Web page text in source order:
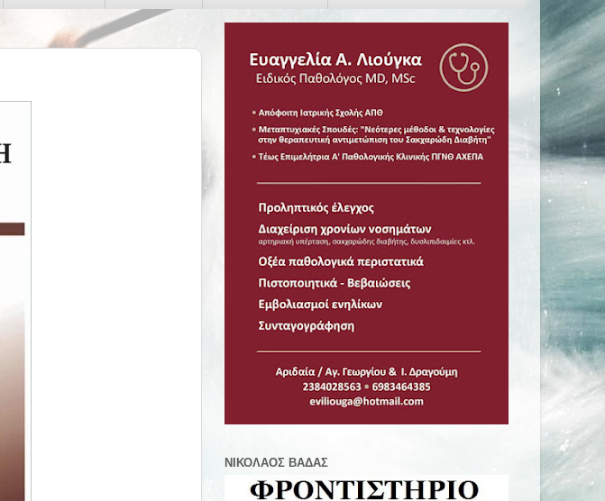
ΝΙΚΟΛΑΟΣ ΒΑΔΑΣ